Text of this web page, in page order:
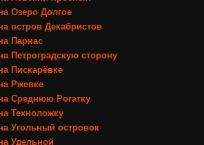
Озеро Долгое
остров Декабристов
Парнас
Петроградскую сторону
Пискарёвке
Ржевке
Среднюю Рогатку
Техноложку
Угольный островок
Удельной